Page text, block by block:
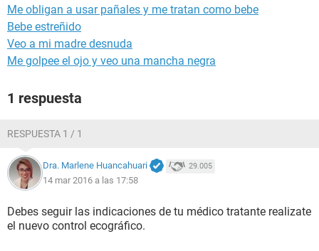
Me obligan a usar pañales y me tratan como bebe
Bebe estreñido
Veo a mi madre desnuda
Me golpee el ojo y veo una mancha negra
1 respuesta
RESPUESTA 1 / 1
Dra. Marlene Huancahuari 29.005
14 mar 2016 a las 17:58
Debes seguir las indicaciones de tu médico tratante realizate
el nuevo control ecográfico.